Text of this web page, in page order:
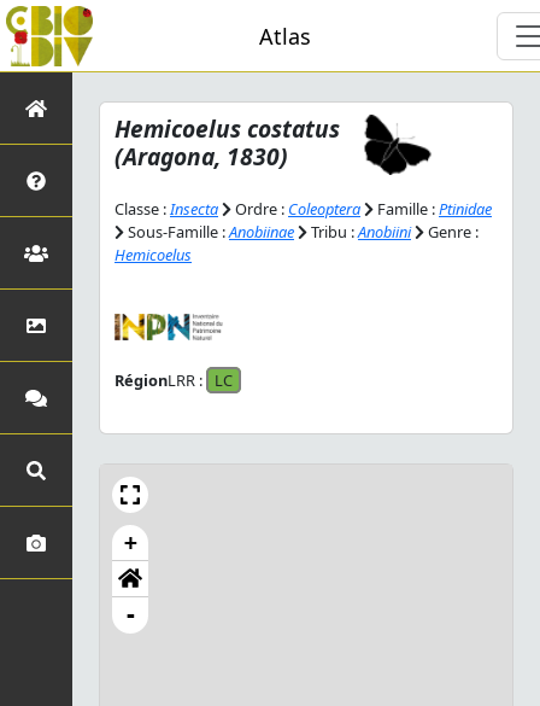
Atlas
Hemicoelus costatus
(Aragona, 1830)
Classe :Insecta Ordre : Coleoptera Famille :Ptinidae
Sous-Famille :Anobiinae Tribu :Anobiini
Genre :
Hemicoelus
RégionLRR : LC
+
-